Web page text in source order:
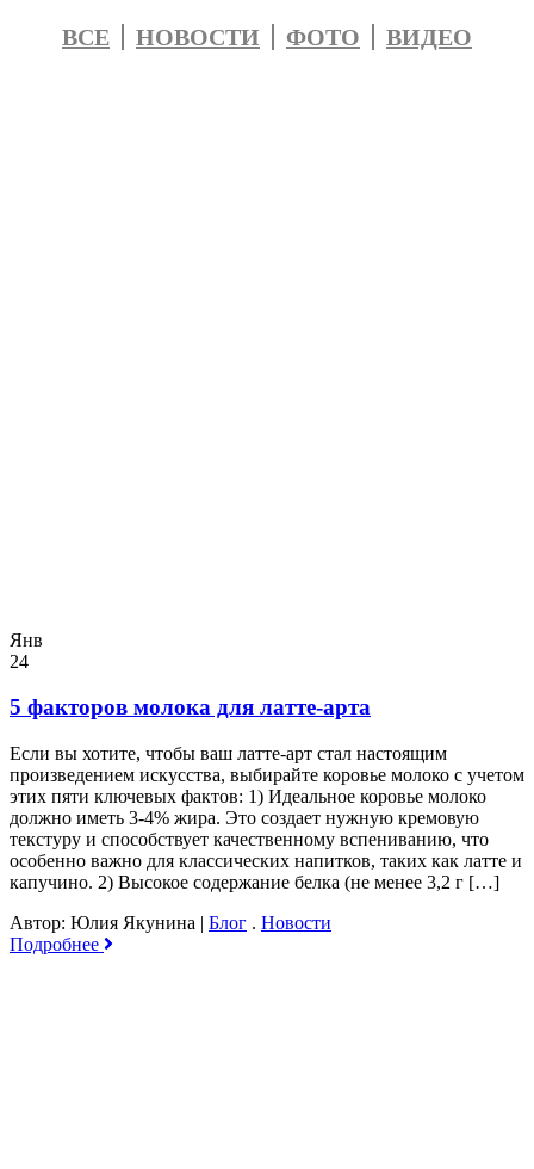
ВСЕ НОВОСТИ ФОТО ВИДЕО
Янв
24
5 факторов молока для латте-арта
Если вы хотите, чтобы ваш латте-арт стал настоящим
произведением искусства, выбирайте коровье молоко с учетом
этих пяти ключевых фактов: 1) Идеальное коровье молоко
должно иметь 3-4% жира. Это создает нужную кремовую
текстуру и способствует качественному вспениванию, что
особенно важно для классических напитков, таких как латте и
капучино. 2) Высокое содержание белка (не менее 3,2 г […]
Автор: Юлия Якунина | Блог . Новости
Подробнее